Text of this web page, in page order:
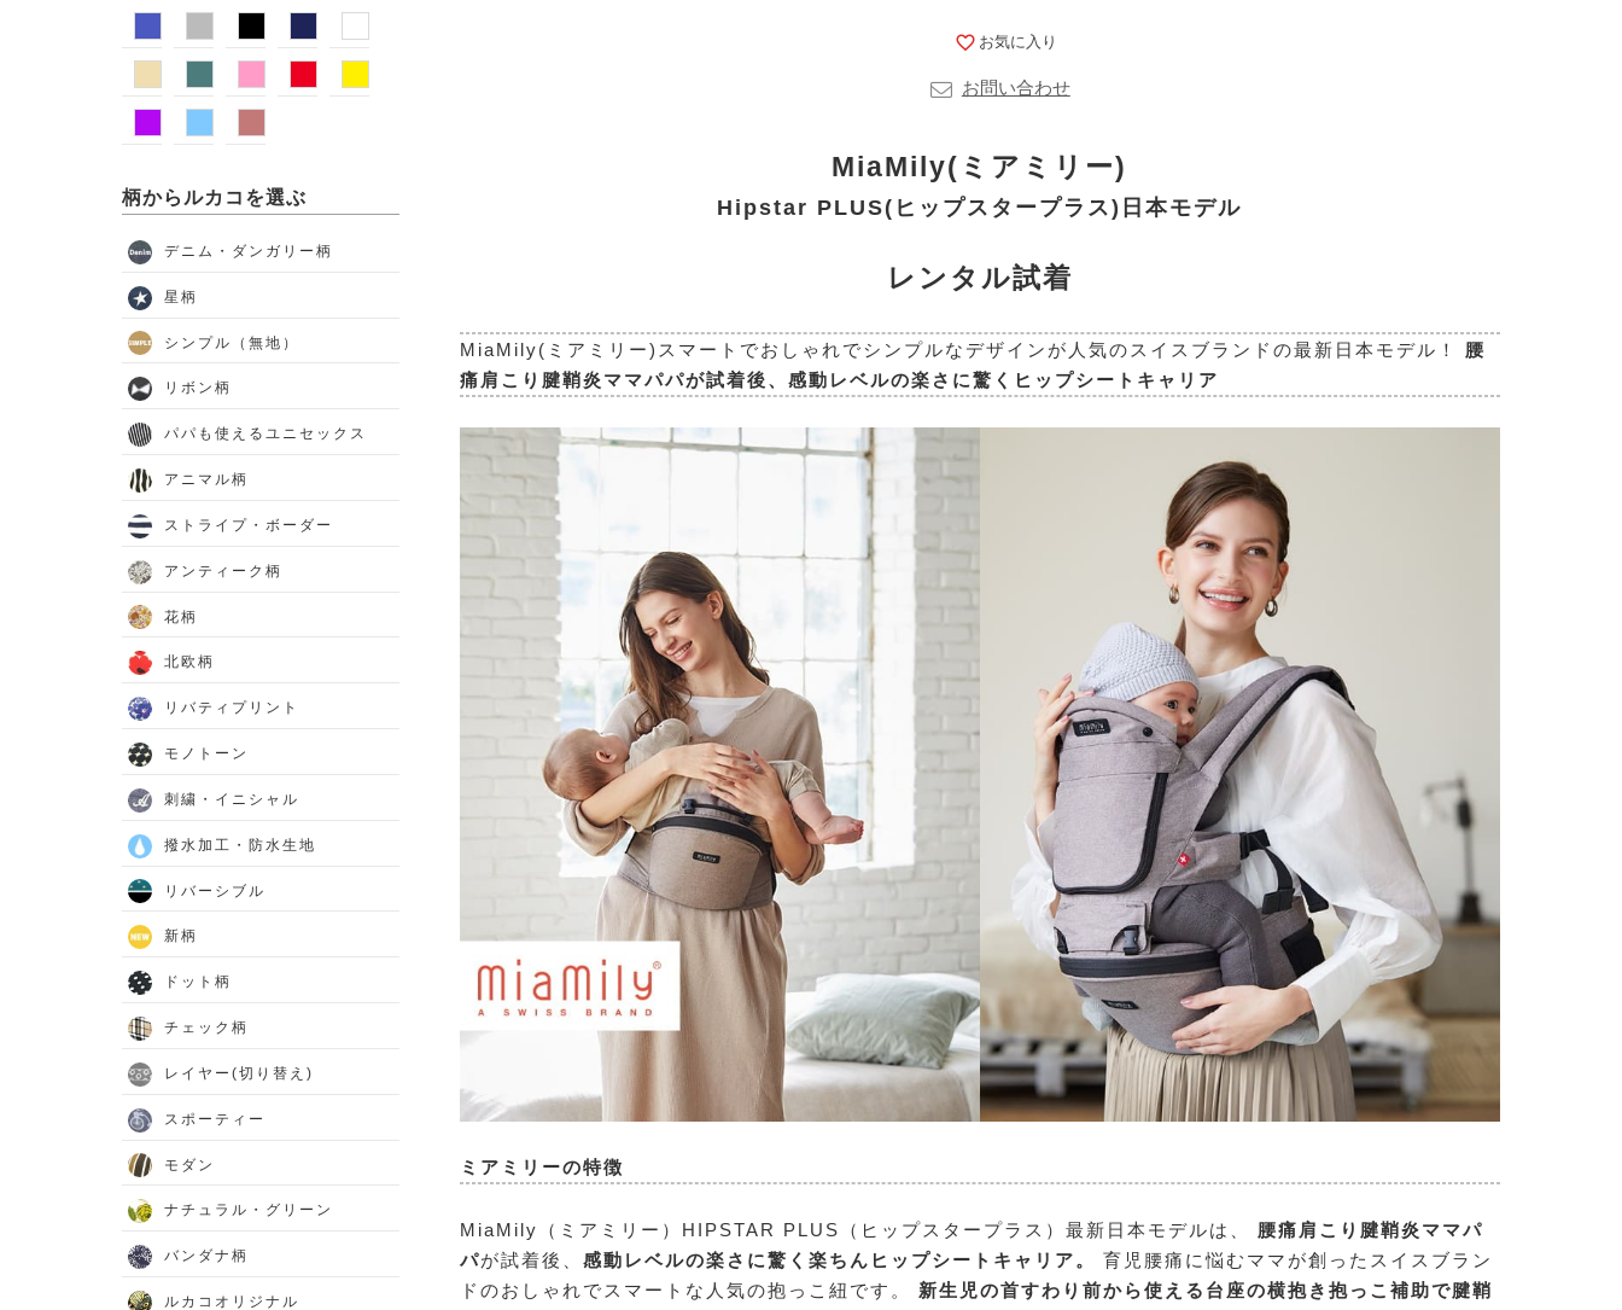
お気に入り
お問い合わせ
MiaMily(ミアミリー)
Hipstar PLUS(ヒップスタープラス) 日本モデル
レンタル試着
MiaMily(ミアミリー)スマートでおしゃれでシンプルなデザインが人気のスイスブランドの最新日本モデル！ 腰
痛肩こり腱鞘炎ママパパが試着後、感動レベルの楽さに驚くヒップシートキャリア
ミアミリーの特徴
MiaMily（ミアミリー） HIPSTAR PLUS（ヒップスタープラス）最新日本モデルは、 腰痛肩こり腱鞘炎ママパ
パが試着後、 感動レベルの楽さに驚く楽ちんヒップシートキャリア。
育児腰痛に悩むママが創ったスイスブラン
ドのおしゃれでスマートな人気の抱っこ紐です。 新生児の首すわり前から使える台座の横抱き抱っこ補助で腱鞘
柄からルカコを選ぶ
デニム・ダンガリー柄
星柄
シンプル（無地）
リボン柄
パパも使えるユニセックス
アニマル柄
ストライプ・ボーダー
アンティーク柄
花柄
北欧柄
リバティプリント
モノトーン
刺繍・イニシャル
撥水加工・防水生地
リバーシブル
新柄
ドット柄
チェック柄
レイヤー(切り替え)
スポーティー
モダン
ナチュラル・グリーン
バンダナ柄
ルカコオリジナル